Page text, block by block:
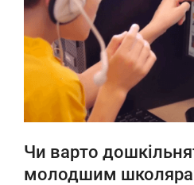
Чи варто
молодшим